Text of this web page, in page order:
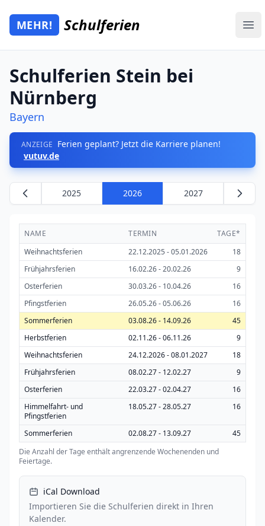
Zum Hauptinhalt springen
Mehr Schulferien
MEHR! Schulferien
Schulferien Stein bei
Nürnberg
Bayern
ANZEIGE Ferien geplant? Jetzt die Karriere planen!
vutuv.de
2025 2026 2027
NAME TERMIN
TAGE*
Weihnachtsferien
22.12.2025 - 05.01.2026
18
Frühjahrsferien
16.02.26 - 20.02.26
9
Osterferien
30.03.26 - 10.04.26
16
Pfingstferien
26.05.26 - 05.06.26
16
Sommerferien
03.08.26 - 14.09.26
45
Herbstferien
02.11.26 - 06.11.26
9
Weihnachtsferien
24.12.2026 - 08.01.2027
18
Frühjahrsferien
08.02.27 - 12.02.27
9
Osterferien
22.03.27 - 02.04.27
16
Himmelfahrt- und
Pfingstferien
18.05.27 - 28.05.27 16
Sommerferien 02.08.27 - 13.09.27
45
Die Anzahl der Tage enthält angrenzende Wochenenden und
Feiertage.
iCal Download
Importieren Sie die Schulferien direkt in Ihren
Kalender.